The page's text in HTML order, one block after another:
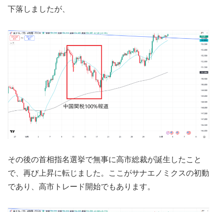
下落しましたが、
その後の首相指名選挙で無事に高市総裁が誕生したこと
で、再び上昇に転じました。ここがサナエノミクスの初動
であり、高市トレード開始でもあります。